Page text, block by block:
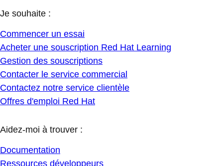
Je souhaite :
Commencer un essai
Acheter une souscription Red Hat Learning
Gestion des souscriptions
Contacter le service commercial
Contactez notre service clientèle
Offres d'emploi Red Hat
Aidez-moi à trouver :
Documentation
Ressources développeurs